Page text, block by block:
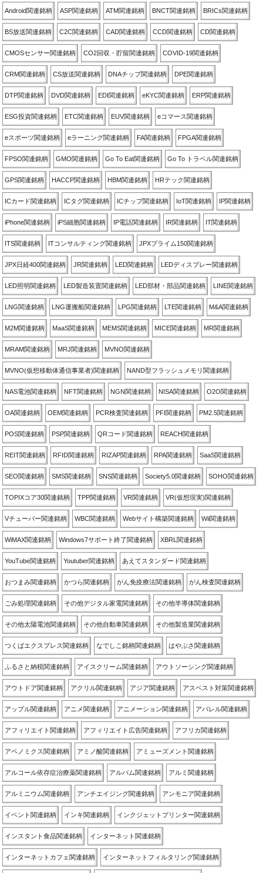
Android関連銘柄 ASP関連銘柄 ATM関連銘柄 BNCT関連銘柄 BRICs関連銘柄
BS放送関連銘柄 C2C関連銘柄 CAD関連銘柄 CCD関連銘柄 CD関連銘柄
CMOSセンサー関連銘柄 CO2回収・貯留関連銘柄 COVID-19関連銘柄
CRM関連銘柄 CS放送関連銘柄 DNAチップ関連銘柄 DPE関連銘柄
DTP関連銘柄 DVD関連銘柄 EDI関連銘柄 eKYC関連銘柄 ERP関連銘柄
ESG投資関連銘柄 ETC関連銘柄 EUV関連銘柄 eコマース関連銘柄
eスポーツ関連銘柄 eラーニング関連銘柄 FA関連銘柄 FPGA関連銘柄
FPSO関連銘柄 GMO関連銘柄 Go To Eat関連銘柄 Go To トラベル関連銘柄
GPS関連銘柄 HACCP関連銘柄 HBM関連銘柄 HRテック関連銘柄
ICカード関連銘柄 ICタグ関連銘柄 ICチップ関連銘柄 IoT関連銘柄 IP関連銘柄
iPhone関連銘柄 iPS細胞関連銘柄 IP電話関連銘柄 IR関連銘柄 IT関連銘柄
ITS関連銘柄 ITコンサルティング関連銘柄 JPXプライム150関連銘柄
JPX日経400関連銘柄 JR関連銘柄 LED関連銘柄 LEDディスプレー関連銘柄
LED照明関連銘柄 LED製造装置関連銘柄 LED部材・部品関連銘柄 LINE関連銘柄
LNG関連銘柄 LNG運搬船関連銘柄 LPG関連銘柄 LTE関連銘柄 M&A関連銘柄
M2M関連銘柄 MaaS関連銘柄 MEMS関連銘柄 MICE関連銘柄 MR関連銘柄
MRAM関連銘柄 MRJ関連銘柄 MVNO関連銘柄
MVNO(仮想移動体通信事業者)関連銘柄 NAND型フラッシュメモリ関連銘柄
NAS電池関連銘柄 NFT関連銘柄 NGN関連銘柄 NISA関連銘柄 O2O関連銘柄
OA関連銘柄 OEM関連銘柄 PCR検査関連銘柄 PFI関連銘柄 PM2.5関連銘柄
POS関連銘柄 PSP関連銘柄 QRコード関連銘柄 REACH関連銘柄
REIT関連銘柄 RFID関連銘柄 RIZAP関連銘柄 RPA関連銘柄 SaaS関連銘柄
SEO関連銘柄 SMS関連銘柄 SNS関連銘柄 Society5.0関連銘柄 SOHO関連銘柄
TOPIXコア30関連銘柄 TPP関連銘柄 VR関連銘柄 VR(仮想現実)関連銘柄
Vチューバー関連銘柄 WBC関連銘柄 Webサイト構築関連銘柄 Wii関連銘柄
WiMAX関連銘柄 Windows7サポート終了関連銘柄 XBRL関連銘柄
YouTube関連銘柄 Youtuber関連銘柄 あえてスタンダード関連銘柄
おつまみ関連銘柄 かつら関連銘柄 がん免疫療法関連銘柄 がん検査関連銘柄
ごみ処理関連銘柄 その他デジタル家電関連銘柄 その他半導体関連銘柄
その他太陽電池関連銘柄 その他自動車関連銘柄 その他製造業関連銘柄
つくばエクスプレス関連銘柄 なでしこ銘柄関連銘柄 はやぶさ関連銘柄
ふるさと納税関連銘柄 アイスクリーム関連銘柄 アウトソーシング関連銘柄
アウトドア関連銘柄 アクリル関連銘柄 アジア関連銘柄 アスベスト対策関連銘柄
アップル関連銘柄 アニメ関連銘柄 アニメーション関連銘柄 アパレル関連銘柄
アフィリエイト関連銘柄 アフィリエイト広告関連銘柄 アフリカ関連銘柄
アベノミクス関連銘柄 アミノ酸関連銘柄 アミューズメント関連銘柄
アルコール依存症治療薬関連銘柄 アルバム関連銘柄 アルミ関連銘柄
アルミニウム関連銘柄 アンチエイジング関連銘柄 アンモニア関連銘柄
イベント関連銘柄 インキ関連銘柄 インクジェットプリンター関連銘柄
インスタント食品関連銘柄 インターネット関連銘柄
インターネットカフェ関連銘柄 インターネットフィルタリング関連銘柄